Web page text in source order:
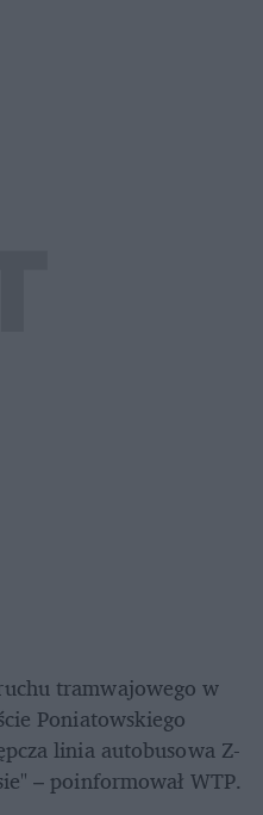
tramwajowego w
Poniatowskiego
linia autobusowa Z-
– poinformował WTP.